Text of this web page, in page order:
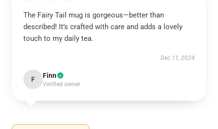
The Fairy Tail mug is gorgeous—better than
described! It’s crafted with care and adds a lovely
touch to my daily tea.
Dec 11, 2024
F Finn
Verified owner